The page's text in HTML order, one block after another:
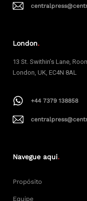
London.
13 St. Swithin’s Lane,
London, UK, EC4N 8AL
+44 7379 138858
Navegue aqui.
Propósito
Equipe